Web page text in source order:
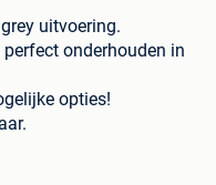
uitvoering.
onderhouden in
opties!